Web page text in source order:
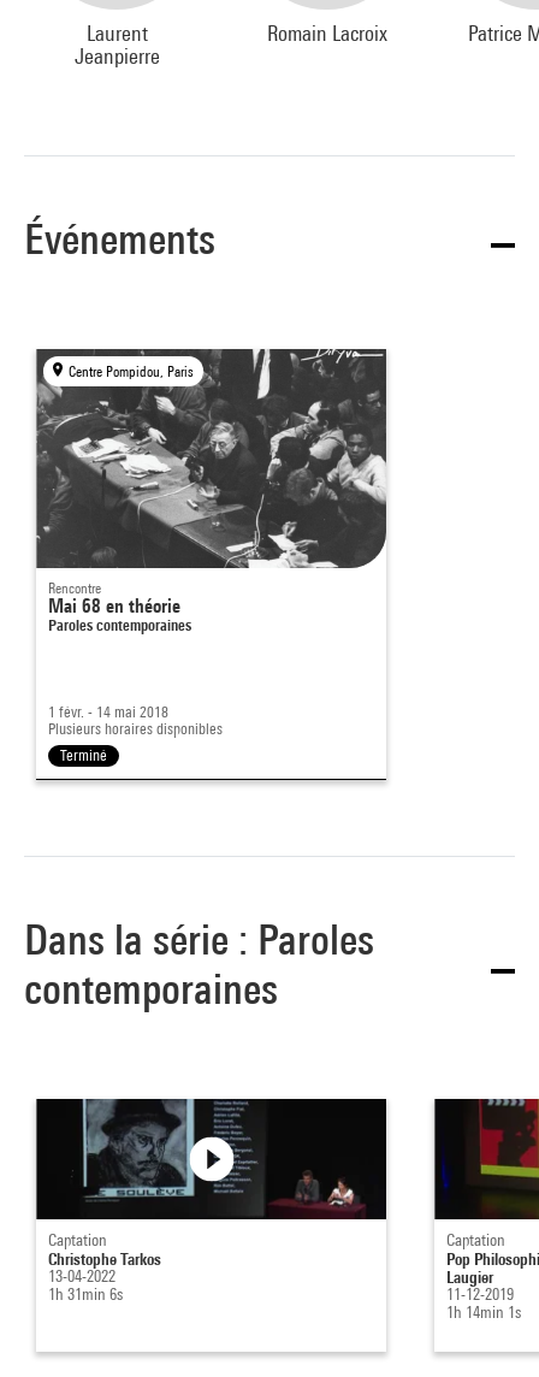
Laurent
Jeanpierre
Romain Lacroix Patrice
Événements
Centre Pompidou, Paris
Rencontre
Mai 68 en théorie
Paroles contemporaines
1 févr. - 14 mai 2018
Plusieurs horaires disponibles
Terminé
Dans la série : Paroles
contemporaines
Captation
Christophe Tarkos
13-04-2022
1h 31min 6s
Captation
Pop
Laugier
11-12-2019
1h 14min 1s